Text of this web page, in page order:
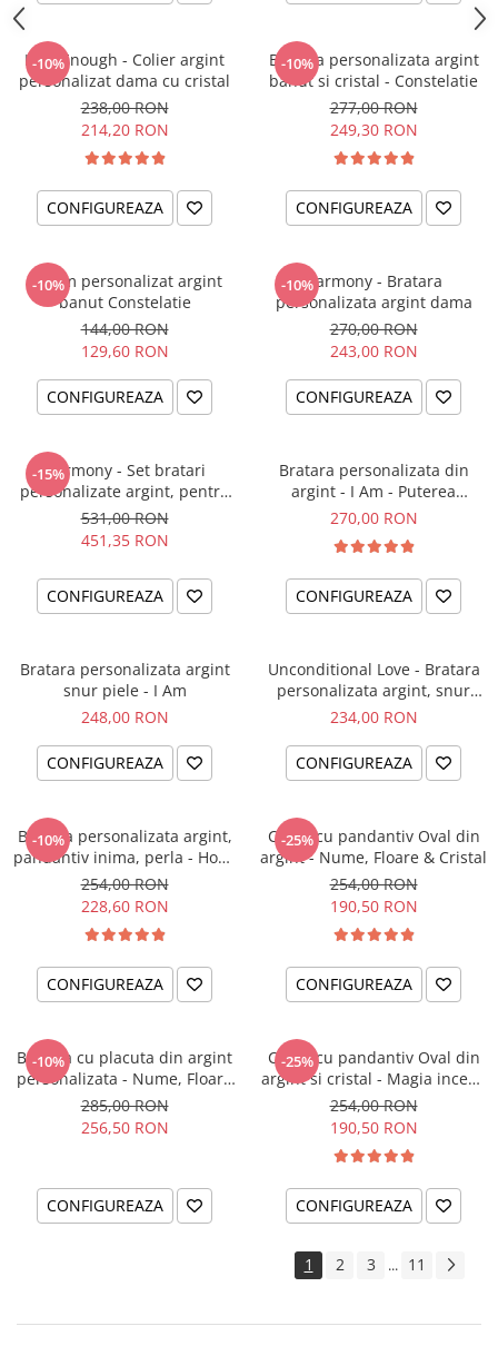
-10%
I am Enough - Colier argint
personalizat dama cu cristal
238,00 RON
214,20 RON
CONFIGUREAZA
-10%
Bratara personalizata argint
banut si cristal - Constelatie
277,00 RON
249,30 RON
CONFIGUREAZA
-10%
Charm personalizat argint
banut Constelatie
144,00 RON
129,60 RON
CONFIGUREAZA
-10%Harmony - Bratara
personalizata argint dama
270,00 RON
243,00 RON
CONFIGUREAZA
-15%
Harmony - Set bratari
personalizate argint, pentru
el si ea
531,00 RON
451,35 RON
CONFIGUREAZA
Bratara personalizata din
argint - I Am - Puterea
intentiei la mana ta
270,00 RON
CONFIGUREAZA
Bratara personalizata argint
snur piele - I Am
248,00 RON
CONFIGUREAZA
Unconditional Love - Bratara
personalizata argint, snur
impletit piele
234,00 RON
CONFIGUREAZA
-10%
Bratara personalizata argint,
pandantiv inima, perla - Hope
& Faith
254,00 RON
228,60 RON
CONFIGUREAZA
-25%
Colier cu pandantiv Oval din
argint - Nume, Floare & Cristal
254,00 RON
190,50 RON
CONFIGUREAZA
-10%
Bratara cu placuta din argint
personalizata - Nume, Floare
& Cristal
285,00 RON
256,50 RON
CONFIGUREAZA
-25%
Colier cu pandantiv Oval din
argint si cristal - Magia incepe
cu tine
254,00 RON
190,50 RON
CONFIGUREAZA
1 2 3 ... 11